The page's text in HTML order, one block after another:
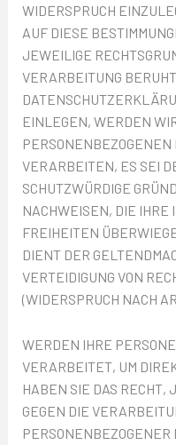
WIDERSPRUCH
AUF DIESE
JEWEILIGE
VERARBEITUNG
EINLEGEN, WERDEN
PERSONENBEZOGENEN
VERARBEITEN, ES SEI
SCHUTZWÜRDIGE
NACHWEISEN, DIE IHRE
FREIHEITEN
DIENT DER
VERTEIDIGUNG VON
(WIDERSPRUCH NACH
WERDEN IHRE
VERARBEITET, UM
HABEN SIE DAS RECHT,
GEGEN DIE